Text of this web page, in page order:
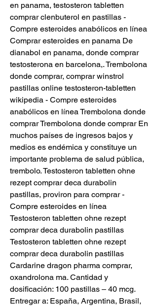
en panama, testosteron tabletten
comprar clenbuterol en pastillas -
Compre esteroides anabólicos en línea
Comprar esteroides en panama De
dianabol en panama, donde comprar
testosterona en barcelona,. Trembolona
donde comprar, comprar winstrol
pastillas online testosteron-tabletten
wikipedia - Compre esteroides
anabólicos en línea Trembolona donde
comprar Trembolona donde comprar En
muchos países de ingresos bajos y
medios es endémica y constituye un
importante problema de salud pública,
trembolo. Testosteron tabletten ohne
rezept comprar deca durabolin
pastillas, proviron para comprar -
Compre esteroides en línea
Testosteron tabletten ohne rezept
comprar deca durabolin pastillas
Testosteron tabletten ohne rezept
comprar deca durabolin pastillas
Cardarine dragon pharma comprar,
oxandrolona ma. Cantidad y
dosificación: 100 pastillas – 40 mcg.
Entregar a: España, Argentina, Brasil,